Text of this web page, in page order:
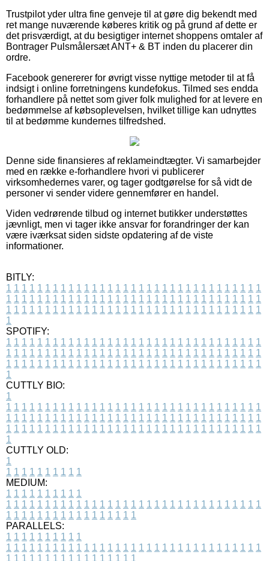
Trustpilot yder ultra fine genveje til at gøre dig bekendt med
ret mange nuværende køberes kritik og på grund af dette er
det prisværdigt, at du besigtiger internet shoppens omtaler af
Bontrager Pulsmålersæt ANT+ & BT inden du placerer din
ordre.
Facebook genererer for øvrigt visse nyttige metoder til at få
indsigt i online forretningens kundefokus. Tilmed ses endda
forhandlere på nettet som giver folk mulighed for at levere en
bedømmelse af købsoplevelsen, hvilket tillige kan udnyttes
til at bedømme kundernes tilfredshed.
Denne side finansieres af reklameindtægter. Vi samarbejder
med en række e-forhandlere hvori vi publicerer
virksomhedernes varer, og tager godtgørelse for så vidt de
personer vi sender videre gennemfører en handel.
Viden vedrørende tilbud og internet butikker understøttes
jævnligt, men vi tager ikke ansvar for forandringer der kan
være iværksat siden sidste opdatering af de viste
informationer.
BITLY:
1 1 1 1 1 1 1 1 1 1 1 1 1 1 1 1 1 1 1 1 1 1 1 1 1 1 1 1 1 1 1 1 1
1 1 1 1 1 1 1 1 1 1 1 1 1 1 1 1 1 1 1 1 1 1 1 1 1 1 1 1 1 1 1 1 1
1 1 1 1 1 1 1 1 1 1 1 1 1 1 1 1 1 1 1 1 1 1 1 1 1 1 1 1 1 1 1 1 1
1
SPOTIFY:
1 1 1 1 1 1 1 1 1 1 1 1 1 1 1 1 1 1 1 1 1 1 1 1 1 1 1 1 1 1 1 1 1
1 1 1 1 1 1 1 1 1 1 1 1 1 1 1 1 1 1 1 1 1 1 1 1 1 1 1 1 1 1 1 1 1
1 1 1 1 1 1 1 1 1 1 1 1 1 1 1 1 1 1 1 1 1 1 1 1 1 1 1 1 1 1 1 1 1
1
CUTTLY BIO:
1
1 1 1 1 1 1 1 1 1 1 1 1 1 1 1 1 1 1 1 1 1 1 1 1 1 1 1 1 1 1 1 1 1
1 1 1 1 1 1 1 1 1 1 1 1 1 1 1 1 1 1 1 1 1 1 1 1 1 1 1 1 1 1 1 1 1
1 1 1 1 1 1 1 1 1 1 1 1 1 1 1 1 1 1 1 1 1 1 1 1 1 1 1 1 1 1 1 1 1
1
CUTTLY OLD:
1
1 1 1 1 1 1 1 1 1 1
MEDIUM:
1 1 1 1 1 1 1 1 1 1
1 1 1 1 1 1 1 1 1 1 1 1 1 1 1 1 1 1 1 1 1 1 1 1 1 1 1 1 1 1 1 1 1
1 1 1 1 1 1 1 1 1 1 1 1 1 1 1 1 1
PARALLELS:
1 1 1 1 1 1 1 1 1 1
1 1 1 1 1 1 1 1 1 1 1 1 1 1 1 1 1 1 1 1 1 1 1 1 1 1 1 1 1 1 1 1 1
1 1 1 1 1 1 1 1 1 1 1 1 1 1 1 1 1